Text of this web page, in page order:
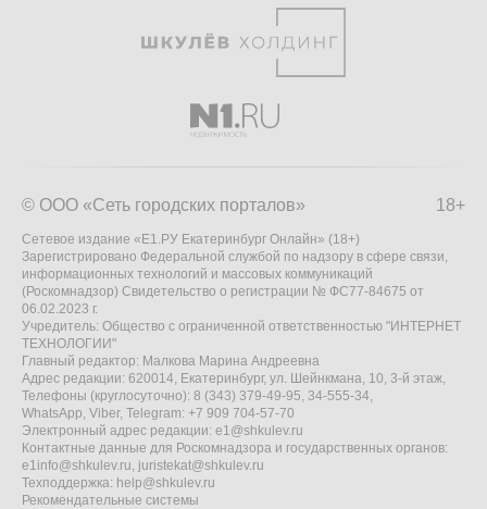
18+
© ООО «Сеть городских порталов»
Сетевое издание «Е1.РУ Екатеринбург Онлайн» (18+)
Зарегистрировано Федеральной службой по надзору в сфере связи,
информационных технологий и массовых коммуникаций
(Роскомнадзор) Свидетельство о регистрации № ФС77-84675 от
06.02.2023 г.
Учредитель: Общество с ограниченной ответственностью "ИНТЕРНЕТ
ТЕХНОЛОГИИ"
Главный редактор: Малкова Марина Андреевна
Адрес редакции: 620014, Екатеринбург, ул. Шейнкмана, 10, 3-й этаж,
Телефоны (круглосуточно): 8 (343) 379-49-95, 34-555-34,
WhatsApp, Viber, Telegram: +7 909 704-57-70
Электронный адрес редакции: e1@shkulev.ru
Контактные данные для Роскомнадзора и государственных органов:
e1info@shkulev.ru, juristekat@shkulev.ru
Техподдержка: help@shkulev.ru
Рекомендательные системы